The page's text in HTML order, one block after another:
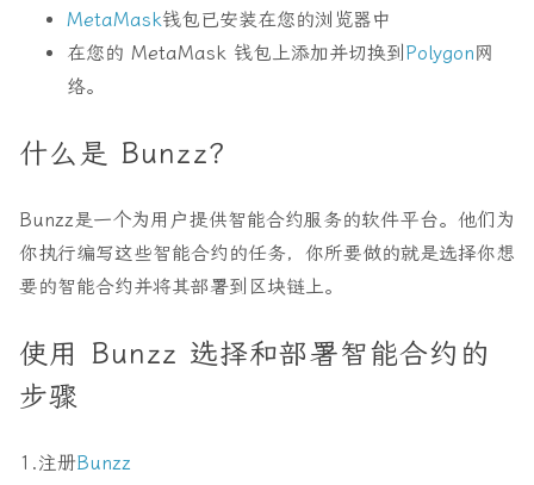
MetaMask钱包已安装在您的浏览器中
在您的 MetaMask 钱包上添加并切换到 Polygon 网
络。
什么是 Bunzz？
Bunzz是一个为用户提供智能合约服务的软件平台。他们为
你执行编写这些智能合约的任务，你所要做的就是选择你想
要的智能合约并将其部署到区块链上。
使用 Bunzz 选择和部署智能合约的
步骤
1.注册Bunzz